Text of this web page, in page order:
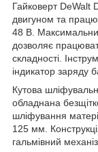
Гайковерт DeWalt
двигуном та
48 В.
дозволяє
складності.
індикатор заряду
Кутова
обладнана
шліфування
125 мм.
гальмівний